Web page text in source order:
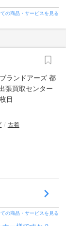
の商品・サービスを見る
古着
の商品・サービスを見る